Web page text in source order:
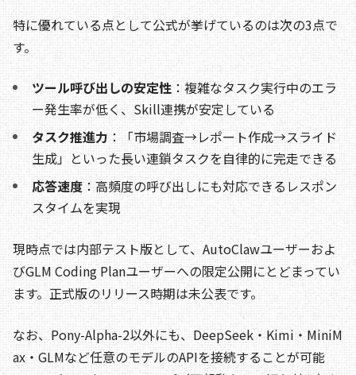
特に優れている点として公式が挙げているのは次の3点で
す。
ツール呼び出しの安定性 ：複雑なタスク実行中のエラ
ー発生率が低く、Skill連携が安定している
タスク推進力 ：「市場調査→レポート作成→スライド
生成」といった長い連鎖タスクを自律的に完走できる
応答速度 ：高頻度の呼び出しにも対応できるレスポン
スタイムを実現
現時点では内部テスト版として、AutoClawユーザーおよ
びGLM Coding Planユーザーへの限定公開にとどまってい
ます。正式版のリリース時期は未公表です。
なお、Pony-Alpha-2以外にも、DeepSeek・Kimi・MiniM
ax・GLMなど任意のモデルのAPIを接続することが可能